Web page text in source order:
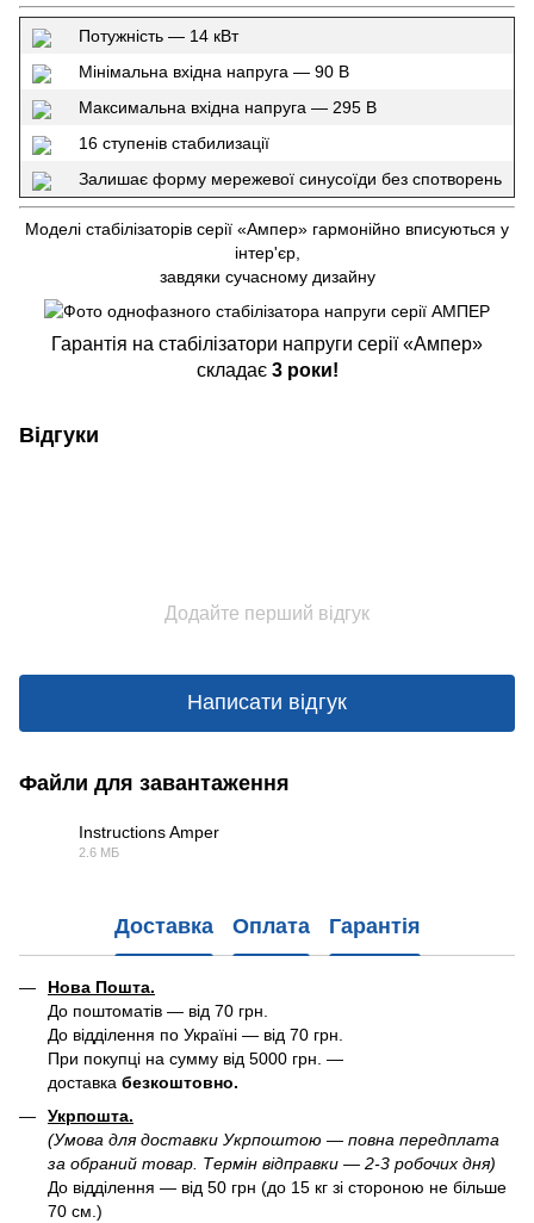
Потужність — 14 кВт
Мінімальна вхідна напруга — 90 В
Максимальна вхідна напруга — 295 В
16 ступенів стабилизації
Залишає форму мережевої синусоїди без спотворень
Моделі стабілізаторів серії «Ампер» гармонійно вписуються у
інтер'єр,
завдяки сучасному дизайну
Гарантія на стабілізатори напруги серії «Ампер»
складає 3 роки!
Відгуки
Додайте перший відгук
Написати відгук
Файли для завантаження
Instructions Amper
2.6 МБ
Доставка Оплата Гарантія
Нова Пошта.
До поштоматів — від 70 грн.
До відділення по Україні — від 70 грн.
При покупці на сумму від 5000 грн. —
доставка безкоштовно.
Укрпошта.
(Умова для доставки Укрпоштою — повна передплата
за обраний товар. Термін відправки — 2-3 робочих дня)
До відділення — від 50 грн (до 15 кг зі стороною не більше
70 см.)